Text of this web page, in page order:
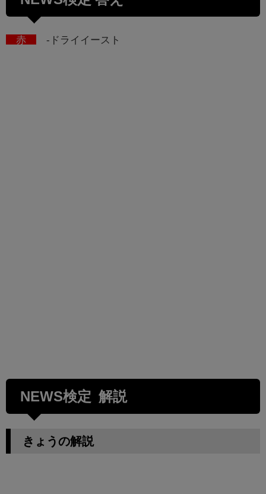
赤 -ドライイースト
NEWS検定 解説
きょうの解説